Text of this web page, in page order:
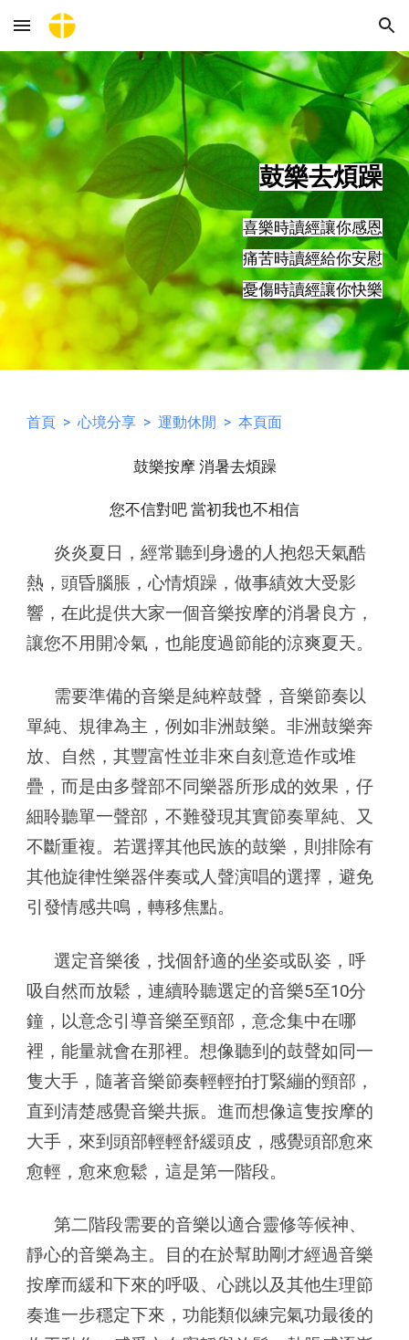
Skip to main content Skip to navigation
鼓樂去煩躁
喜樂時讀經讓你感恩
痛苦時讀經給你安慰
憂傷時讀經讓你快樂
首頁 >心境分享 >運動休閒 > 本頁面
鼓樂按摩 消暑去煩躁
您不信對吧 當初我也不相信
炎炎夏日，經常聽到身邊的人抱怨天氣酷
熱，頭昏腦脹，心情煩躁，做事績效大受影
響，在此提供大家一個音樂按摩的消暑良方，
讓您不用開冷氣，也能度過節能的涼爽夏天。
需要準備的音樂是純粹鼓聲，音樂節奏以
單純、規律為主，例如非洲鼓樂。非洲鼓樂奔
放、自然，其豐富性並非來自刻意造作或堆
疊，而是由多聲部不同樂器所形成的效果，仔
細聆聽單一聲部，不難發現其實節奏單純、又
不斷重複。若選擇其他民族的鼓樂，則排除有
其他旋律性樂器伴奏或人聲演唱的選擇，避免
引發情感共鳴，轉移焦點。
選定音樂後，找個舒適的坐姿或臥姿，呼
吸自然而放鬆，連續聆聽選定的音樂5至10分
鐘，以意念引導音樂至頸部，意念集中在哪
裡，能量就會在那裡。想像聽到的鼓聲如同一
隻大手，隨著音樂節奏輕輕拍打緊繃的頸部，
直到清楚感覺音樂共振。進而想像這隻按摩的
大手，來到頭部輕輕舒緩頭皮，感覺頭部愈來
愈輕，愈來愈鬆，這是第一階段。
第二階段需要的音樂以適合靈修等候神、
靜心的音樂為主。目的在於幫助剛才經過音樂
按摩而緩和下來的呼吸、心跳以及其他生理節
奏進一步穩定下來，功能類似練完氣功最後的